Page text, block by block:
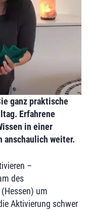
ganz praktische
Erfahrene
in einer
weiter.
–
des
(Hessen) um
Aktivierung schwer